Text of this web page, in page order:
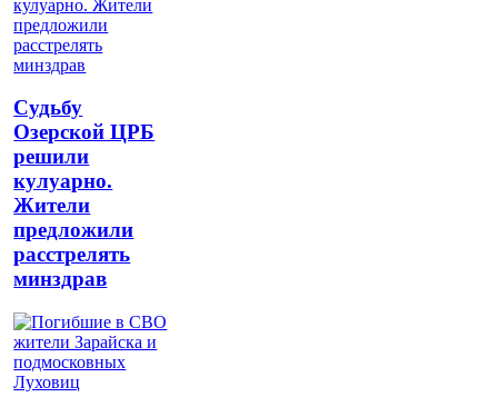
Судьбу
Озерской ЦРБ
решили
кулуарно.
Жители
предложили
расстрелять
минздрав